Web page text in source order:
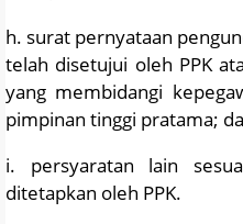
h. surat pernyataan
telah disetujui oleh PPK
yang membidangi
pimpinan tinggi pratama;
i. persyaratan lain
ditetapkan oleh PPK.